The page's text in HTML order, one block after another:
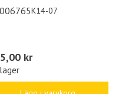
K14-07
kr